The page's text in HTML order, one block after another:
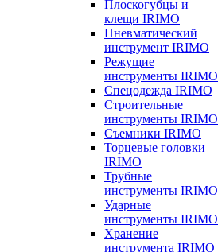
Плоскогубцы и
клещи IRIMO
Пневматический
инструмент IRIMO
Режущие
инструменты IRIMO
Спецодежда IRIMO
Строительные
инструменты IRIMO
Съемники IRIMO
Торцевые головки
IRIMO
Трубные
инструменты IRIMO
Ударные
инструменты IRIMO
Хранение
инструмента IRIMO